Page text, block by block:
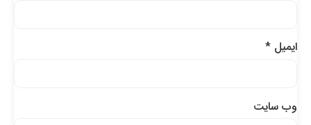
ایمیل*
وب‌ سایت